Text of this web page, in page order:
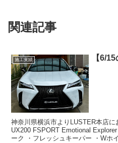
関連記事
施工実績 【6/
神奈川県横浜市よりLUSTER本店に
UX200 FSPORT Emotional
ーク ・フレッシュキーパー ・Wホ